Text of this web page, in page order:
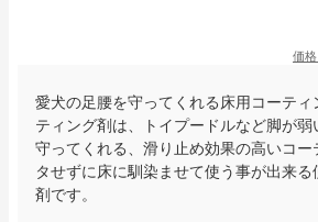
価
愛犬の足腰を守ってくれる床用コーティ
ティング剤は、トイプードルなど脚が弱
守ってくれる、滑り止め効果の高いコー
タせずに床に馴染ませて使う事が出来
剤です。